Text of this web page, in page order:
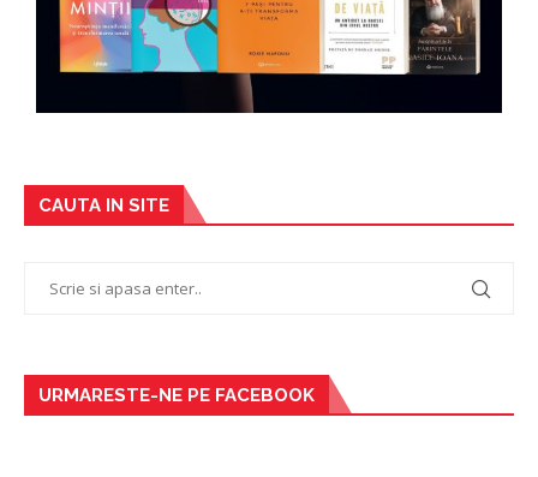
CAUTA IN SITE
URMARESTE-NE PE FACEBOOK